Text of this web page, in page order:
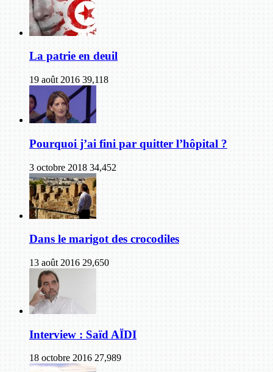
La patrie en deuil
19 août 2016 39,118
Pourquoi j’ai fini par quitter l’hôpital ?
3 octobre 2018 34,452
Dans le marigot des crocodiles
13 août 2016 29,650
Interview : Saïd AÏDI
18 octobre 2016 27,989